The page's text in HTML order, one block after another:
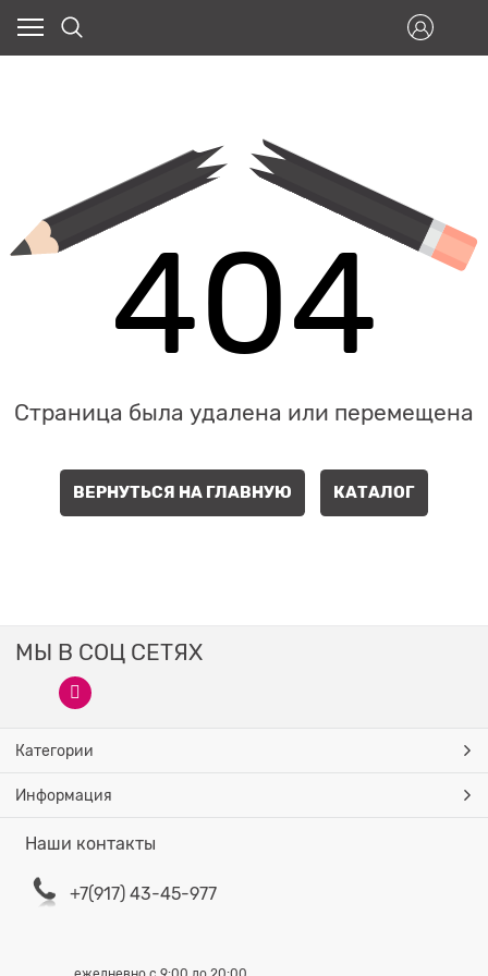
404
Страница была удалена или перемещена
ВЕРНУТЬСЯ НА ГЛАВНУЮ КАТАЛОГ
МЫ В СОЦ СЕТЯХ
Категории
Информация
Наши контакты
+7(917) 43-45-977